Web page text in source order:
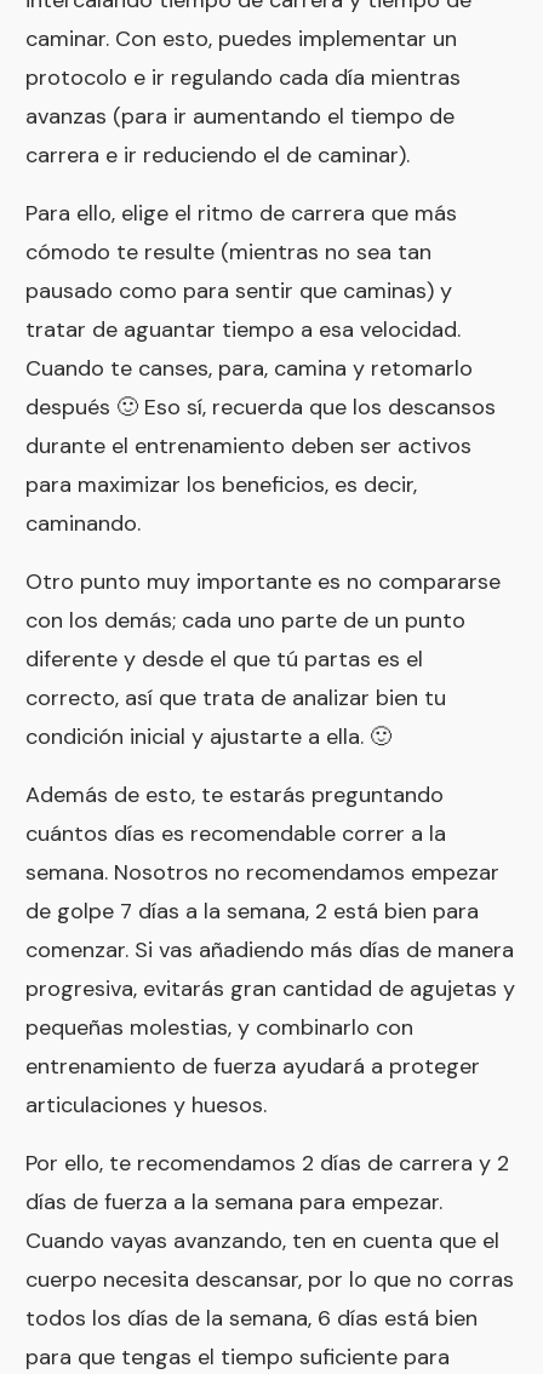
caminar. Con esto, puedes implementar un
protocolo e ir regulando cada día mientras
avanzas (para ir aumentando el tiempo de
carrera e ir reduciendo el de caminar).
Para ello, elige el ritmo de carrera que más
cómodo te resulte (mientras no sea tan
pausado como para sentir que caminas) y
tratar de aguantar tiempo a esa velocidad.
Cuando te canses, para, camina y retomarlo
después 🙂 Eso sí, recuerda que los descansos
durante el entrenamiento deben ser activos
para maximizar los beneficios, es decir,
caminando.
Otro punto muy importante es no compararse
con los demás; cada uno parte de un punto
diferente y desde el que tú partas es el
correcto, así que trata de analizar bien tu
condición inicial y ajustarte a ella. 🙂
Además de esto, te estarás preguntando
cuántos días es recomendable correr a la
semana. Nosotros no recomendamos empezar
de golpe 7 días a la semana, 2 está bien para
comenzar. Si vas añadiendo más días de manera
progresiva, evitarás gran cantidad de agujetas y
pequeñas molestias, y combinarlo con
entrenamiento de fuerza ayudará a proteger
articulaciones y huesos.
Por ello, te recomendamos 2 días de carrera y 2
días de fuerza a la semana para empezar.
Cuando vayas avanzando, ten en cuenta que el
cuerpo necesita descansar, por lo que no corras
todos los días de la semana, 6 días está bien
para que tengas el tiempo suficiente para